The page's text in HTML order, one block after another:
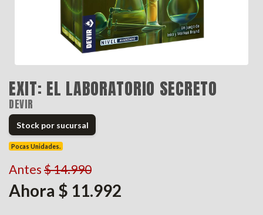
EXIT: EL LABORATORIO SECRETO
DEVIR
Stock por sucursal
Pocas Unidades.
Antes $ 14.990
Ahora $ 11.992